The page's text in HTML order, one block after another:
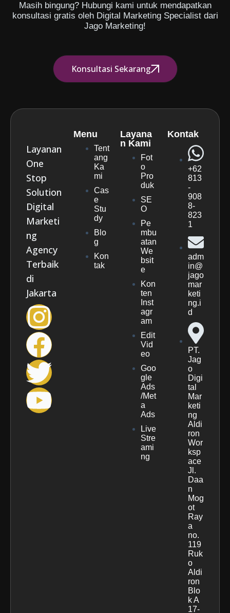
Masih bingung? Hubungi kami untuk mendapatkan
konsultasi gratis oleh Digital Marketing Specialist dari
Jago Marketing!
Konsultasi Sekarang
Layanan
One
Stop
Solution
Digital
Marketi
ng
Agency
Terbaik
di
Jakarta
Menu
Tent
ang
Ka
mi
Cas
e
Stu
dy
Blo
g
Kon
tak
Layana
n Kami
Fot
o
Pro
duk
SE
O
Pe
mbu
atan
We
bsit
e
Kon
ten
Inst
agr
am
Edit
Vid
eo
Goo
gle
Ads
/Met
a
Ads
Live
Stre
ami
ng
Kontak
+62
813
-
908
8-
823
1
adm
in@
jago
mar
keti
ng.i
d
PT.
Jag
o
Digi
tal
Mar
keti
ng
Aldi
ron
Wor
ksp
ace
Jl.
Daa
n
Mog
ot
Ray
a
no.
119
Ruk
o
Aldi
ron
Blo
k A
17-